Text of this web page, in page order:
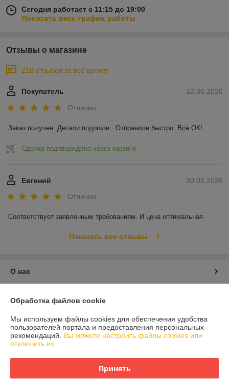
Сегодня работает с 11:15 до 19:00
Показать весь график работы
Отзывы о магазине
218 отзывов за всё время
12.06.2026
Покупатель
Отлично
Заказ получен. Детали подошли.  Отправили быстро. Всё ОК!
Сделка подтверждена через корзину
30.05.2026
Евгений
Отлично
Соответствует заявленным требованиям. И цена оптимальная
Показать все отзывы
О нас
Доставка и оплата
График работы
Обработка файлов cookie
Мы используем файлы cookies для обеспечения удобства
пользователей портала и предоставления персональных
рекомендаций. Вы можете настроить файлы cookies или
отключить их.
Принять